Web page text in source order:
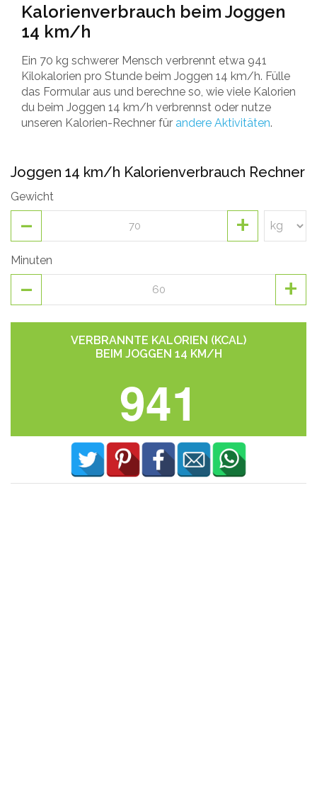
Kalorienverbrauch beim Joggen
14 km/h
Ein 70 kg schwerer Mensch verbrennt etwa 941
Kilokalorien pro Stunde beim Joggen 14 km/h. Fülle
das Formular aus und berechne so, wie viele Kalorien
du beim Joggen 14 km/h verbrennst oder nutze
unseren Kalorien-Rechner für andere Aktivitäten.
Joggen 14 km/h Kalorienverbrauch Rechner
Gewicht
- +
Minuten
- +
VERBRANNTE KALORIEN (KCAL)
BEIM JOGGEN 14 KM/H
941